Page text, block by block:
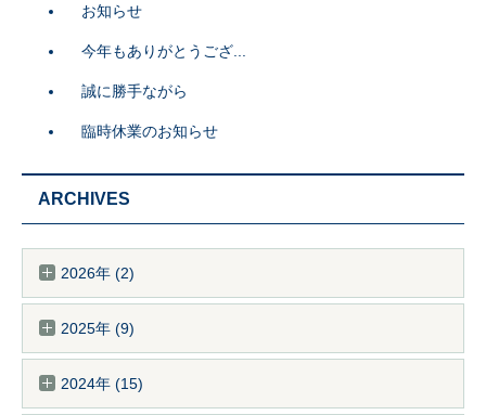
お知らせ
今年もありがとうござ...
誠に勝手ながら
臨時休業のお知らせ
ARCHIVES
2026年 (2)
2025年 (9)
2024年 (15)